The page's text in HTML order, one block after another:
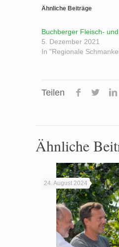
Ähnliche Beiträge
Buchberger Fleisch-
5. Dezember 2021
In "Regionale
Teilen
Ähnliche
24. August 2024